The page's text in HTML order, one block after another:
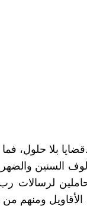
بلا حلول،
السنين
لرسالات
ومنهم